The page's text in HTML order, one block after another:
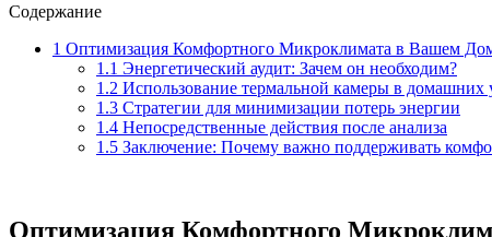
Содержание
1 Оптимизация Комфортного Микроклимата в Вашем
1.1 Энергетический аудит: Зачем он необходим?
1.2 Использование термальной камеры в домашних
1.3 Стратегии для минимизации потерь энергии
1.4 Непосредственные действия после анализа
1.5 Заключение: Почему важно поддерживать
Оптимизация Комфортного